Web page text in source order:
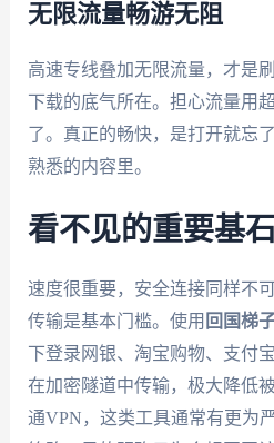
无限流量畅游无阻
高速专线叠加无限流量，才是
下载的底气所在。担心流量用
了。真正的畅快，是打开就忘
熟悉的内容里。
看不见的重要基
速度很重要，安全连接同样不
传输是基本门槛。使用 回国梯
下登录网银、淘宝购物、支付
在加密隧道中传输，极大降低
通VPN，这类工具通常有更为